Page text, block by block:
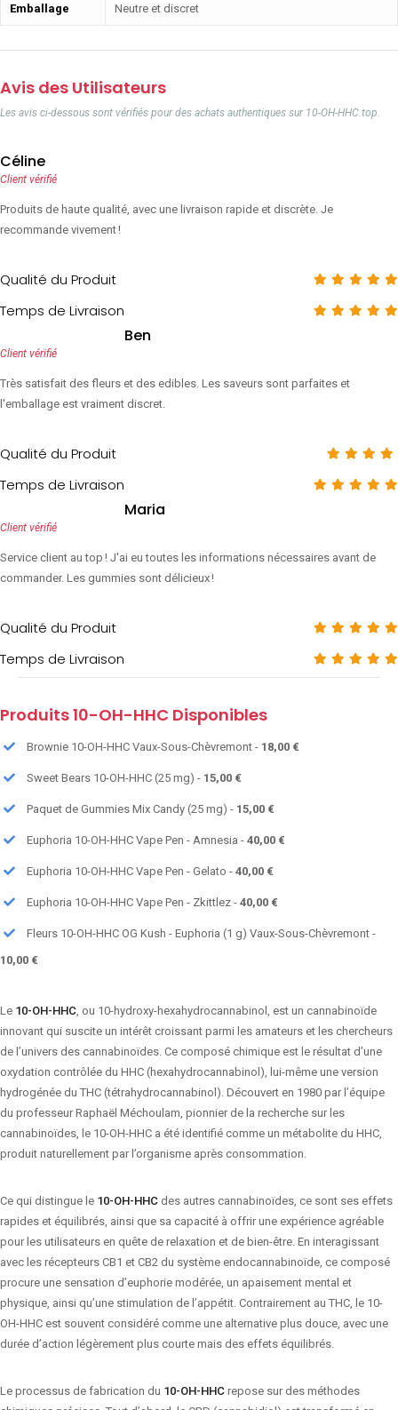
Emballage Neutre et discret
Avis des Utilisateurs
Les avis ci-dessous sont vérifiés pour des achats authentiques sur 10-OH-HHC.top.
Céline
Client vérifié
Produits de haute qualité, avec une livraison rapide et discrète. Je
recommande vivement !
Qualité du Produit
Temps de Livraison
Ben
Client vérifié
Très satisfait des fleurs et des edibles. Les saveurs sont parfaites et
l'emballage est vraiment discret.
Qualité du Produit
Temps de Livraison
Maria
Client vérifié
Service client au top ! J'ai eu toutes les informations nécessaires avant de
commander. Les gummies sont délicieux !
Qualité du Produit
Temps de Livraison
Produits 10-OH-HHC Disponibles
Brownie 10-OH-HHC Vaux-Sous-Chèvremont - 18,00 €
Sweet Bears 10-OH-HHC (25 mg) - 15,00 €
Paquet de Gummies Mix Candy (25 mg) - 15,00 €
Euphoria 10-OH-HHC Vape Pen - Amnesia - 40,00 €
Euphoria 10-OH-HHC Vape Pen - Gelato - 40,00 €
Euphoria 10-OH-HHC Vape Pen - Zkittlez - 40,00 €
Fleurs 10-OH-HHC OG Kush - Euphoria (1 g) Vaux-Sous-Chèvremont -
10,00 €
Le 10-OH-HHC , ou 10-hydroxy-hexahydrocannabinol, est un cannabinoïde
innovant qui suscite un intérêt croissant parmi les amateurs et les chercheurs
de l’univers des cannabinoïdes. Ce composé chimique est le résultat d’une
oxydation contrôlée du HHC (hexahydrocannabinol), lui-même une version
hydrogénée du THC (tétrahydrocannabinol). Découvert en 1980 par l’équipe
du professeur Raphaël Méchoulam, pionnier de la recherche sur les
cannabinoïdes, le 10-OH-HHC a été identifié comme un métabolite du HHC,
produit naturellement par l’organisme après consommation.
Ce qui distingue le 10-OH-HHC des autres cannabinoïdes, ce sont ses effets
rapides et équilibrés, ainsi que sa capacité à offrir une expérience agréable
pour les utilisateurs en quête de relaxation et de bien-être. En interagissant
avec les récepteurs CB1 et CB2 du système endocannabinoïde, ce composé
procure une sensation d’euphorie modérée, un apaisement mental et
physique, ainsi qu’une stimulation de l’appétit. Contrairement au THC, le 10-
OH-HHC est souvent considéré comme une alternative plus douce, avec une
durée d’action légèrement plus courte mais des effets équilibrés.
Le processus de fabrication du 10-OH-HHC repose sur des méthodes